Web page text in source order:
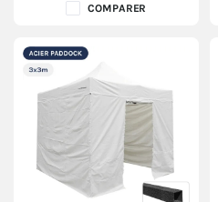
COMPARER